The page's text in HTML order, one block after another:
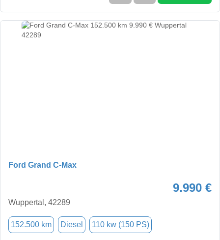
Ford Grand C-Max
9.990 €
Wuppertal, 42289
152.500 km Diesel 110 kw (150 PS)